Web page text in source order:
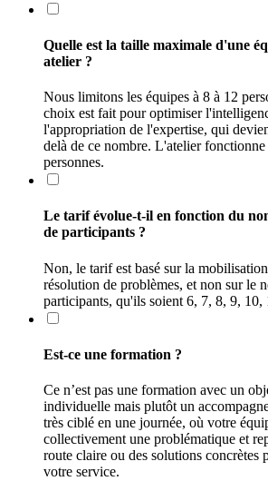
Quelle est la taille maximale d'une
atelier ?
Nous limitons les équipes à 8 à 12
choix est fait pour optimiser
l'appropriation de l'expertise, qui
delà de ce nombre. L'atelier
personnes.
Le tarif évolue-t-il en fonction du
de participants ?
Non, le tarif est basé sur la
résolution de problèmes, et non sur le
participants, qu'ils soient 6, 7, 8, 9, 10,
Est-ce une formation ?
Ce n’est pas une formation avec un
individuelle mais plutôt un
très ciblé en une journée, où votre
collectivement une problématique et
route claire ou des solutions concrètes
votre service.